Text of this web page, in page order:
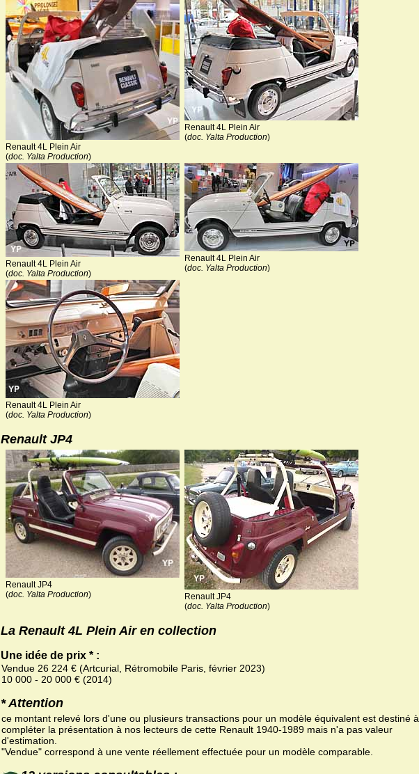
Renault 4L Plein Air
(doc. Yalta Production)
Renault 4L Plein Air
(doc. Yalta Production)
Renault 4L Plein Air
(doc. Yalta Production)
Renault 4L Plein Air
(doc. Yalta Production)
Renault 4L Plein Air
(doc. Yalta Production)
Renault JP4
Renault JP4
(doc. Yalta Production)
Renault JP4
(doc. Yalta Production)
La Renault 4L Plein Air en collection
Une idée de prix * :
Vendue 26 224 € (Artcurial, Rétromobile Paris, février 2023)
10 000 - 20 000 € (2014)
* Attention
ce montant relevé lors d'une ou plusieurs transactions pour un modèle équivalent est destiné à
compléter la présentation à nos lecteurs de cette Renault 1940-1989 mais n'a pas valeur
d'estimation.
"Vendue" correspond à une vente réellement effectuée pour un modèle comparable.